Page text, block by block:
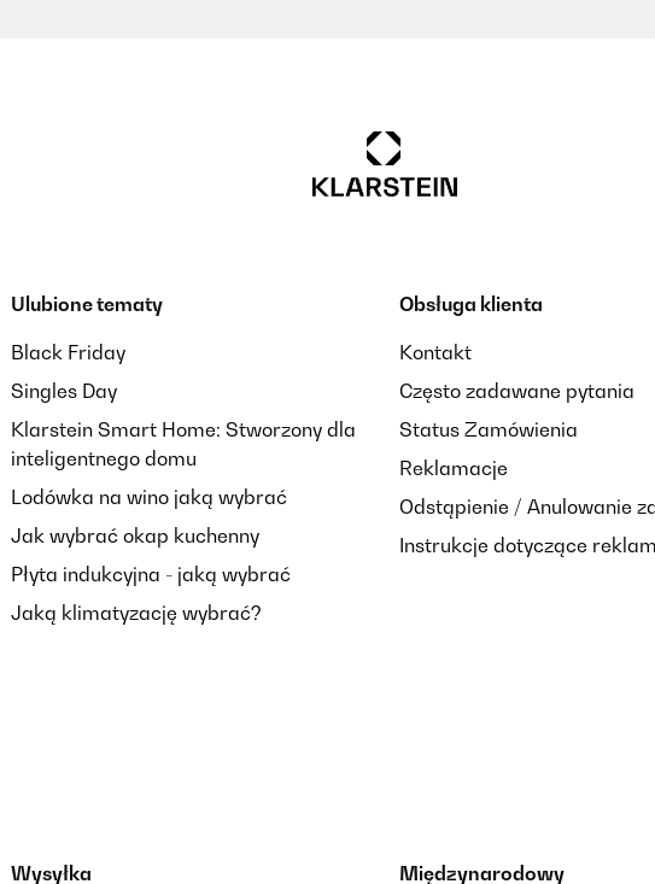
Ulubione tematy
Black Friday
Singles Day
Klarstein Smart Home: Stworzony dla
inteligentnego domu
Lodówka na wino jaką wybrać
Jak wybrać okap kuchenny
Płyta indukcyjna - jaką wybrać
Jaką klimatyzację wybrać?
Obsługa klienta
Kontakt
Często zadawane pytania
Status Zamówienia
Reklamacje
Odstąpienie / Anulowanie
Instrukcje dotyczące
Wysyłka Międzynarodowy